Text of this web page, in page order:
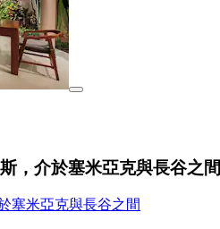
，介於塞米亞克與長谷之間
塞米亞克與長谷之間